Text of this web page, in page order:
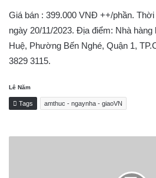
Giá bán : 399.000 VNĐ ++/phần.
ngày 20/11/2023. Địa điểm: Nhà
Huệ, Phường Bến Nghé, Quận 1,
3829 3115.
Lê Năm
Tags amthuc - ngaynha - giaoVN